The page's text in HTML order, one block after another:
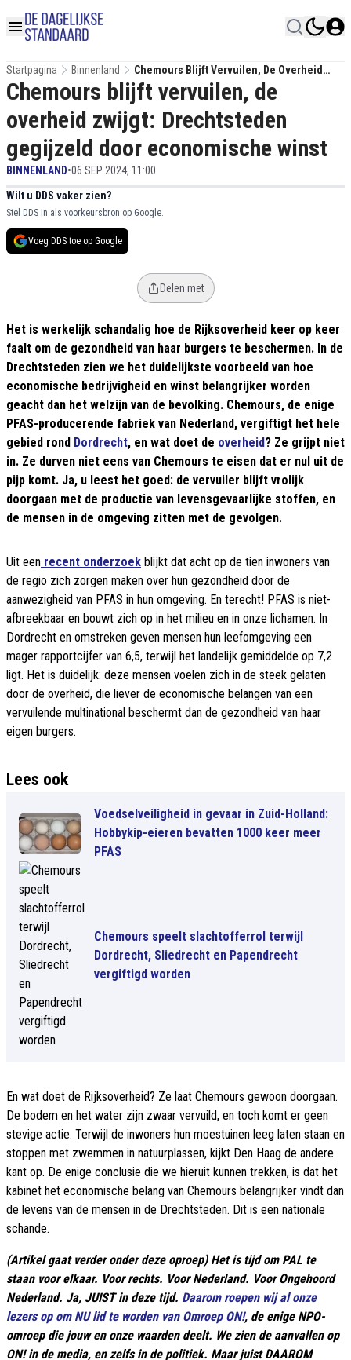
Startpagina Binnenland
Chemours Blijft Vervuilen, De Overheid
Zwijgt: Drechtsteden Gegijzeld Door
Economische Winst
Chemours blijft vervuilen, de
overheid zwijgt: Drechtsteden
gegijzeld door economische winst
BINNENLAND•06 SEP 2024, 11:00
Wilt u DDS vaker zien?
Stel DDS in als voorkeursbron op Google.
Voeg DDS toe op Google
Delen met
Het is werkelijk schandalig hoe de Rijksoverheid keer op keer
faalt om de gezondheid van haar burgers te beschermen. In de
Drechtsteden zien we het duidelijkste voorbeeld van hoe
economische bedrijvigheid en winst belangrijker worden
geacht dan het welzijn van de bevolking. Chemours, de enige
PFAS-producerende fabriek van Nederland, vergiftigt het hele
gebied rond Dordrecht, en wat doet de overheid? Ze grijpt niet
in. Ze durven niet eens van Chemours te eisen dat er nul uit de
pijp komt. Ja, u leest het goed: de vervuiler blijft vrolijk
doorgaan met de productie van levensgevaarlijke stoffen, en
de mensen in de omgeving zitten met de gevolgen.
Uit een recent onderzoek blijkt dat acht op de tien inwoners van
de regio zich zorgen maken over hun gezondheid door de
aanwezigheid van PFAS in hun omgeving. En terecht! PFAS is niet-
afbreekbaar en bouwt zich op in het milieu en in onze lichamen. In
Dordrecht en omstreken geven mensen hun leefomgeving een
mager rapportcijfer van 6,5, terwijl het landelijk gemiddelde op 7,2
ligt. Het is duidelijk: deze mensen voelen zich in de steek gelaten
door de overheid, die liever de economische belangen van een
vervuilende multinational beschermt dan de gezondheid van haar
eigen burgers.
Lees ook
Voedselveiligheid in gevaar in Zuid-Holland:
Hobbykip-eieren bevatten 1000 keer meer
PFAS
Chemours speelt slachtofferrol terwijl
Dordrecht, Sliedrecht en Papendrecht
vergiftigd worden
En wat doet de Rijksoverheid? Ze laat Chemours gewoon doorgaan.
De bodem en het water zijn zwaar vervuild, en toch komt er geen
stevige actie. Terwijl de inwoners hun moestuinen leeg laten staan en
stoppen met zwemmen in natuurplassen, kijkt Den Haag de andere
kant op. De enige conclusie die we hieruit kunnen trekken, is dat het
kabinet het economische belang van Chemours belangrijker vindt dan
de levens van de mensen in de Drechtsteden. Dit is een nationale
schande.
(Artikel gaat verder onder deze oproep) Het is tijd om PAL te
staan voor elkaar. Voor rechts. Voor Nederland. Voor Ongehoord
Nederland. Ja, JUIST in deze tijd. Daarom roepen wij al onze
lezers op om NU lid te worden van Omroep ON!, de enige NPO-
omroep die jouw en onze waarden deelt. We zien de aanvallen op
ON! in de media, en zelfs in de politiek. Maar juist DAAROM